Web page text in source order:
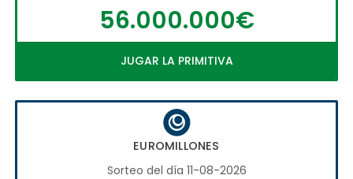
56.000.000€
JUGAR LA PRIMITIVA
EUROMILLONES
Sorteo del día 11-08-2026